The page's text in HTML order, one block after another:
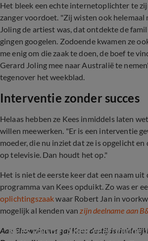
Het bleek een echte internetoplichter te
zanger voordoet. "Zij wisten ook helemaal
Joling de artiest was, dat ontdekte de
gingen googelen. Zodoende kwamen ze
me enig om die zaak te doen, de boef te
Gerard Joling mee naar Australië te
tegenover het weekblad.
Interventie zonder succes
Helaas hebben ze Kees inmiddels laten
willen meewerken. "Er is een interventie
moeder, die nu inziet dat ze is opgelicht en
op televisie. Dan houdt het op."
Het is niet de eerste keer dat een naam uit
programma van Kees opduikt. Zo was er
oplichtingszaakwaar Robert Jan in
mogelijk al kenden vanzijn deelname aan
Aan Shownieuws gaf Kees destijds
Kees van der Spek geeft